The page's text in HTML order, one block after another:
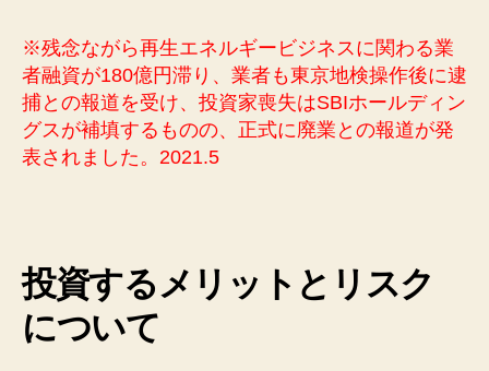
※残念ながら再生エネルギービジネスに関わる業
者融資が180億円滞り、業者も東京地検操作後に逮
捕との報道を受け、投資家喪失はSBIホールディン
グスが補填するものの、正式に廃業との報道が発
表されました。2021.5
投資するメリットとリスク
について